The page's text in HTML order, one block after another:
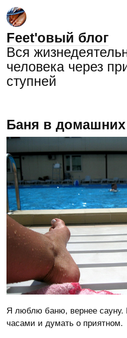
Feet'овый блог
Вся
человека через
ступней
Баня в
Я люблю баню, вернее сауну.
часами и думать о приятном.